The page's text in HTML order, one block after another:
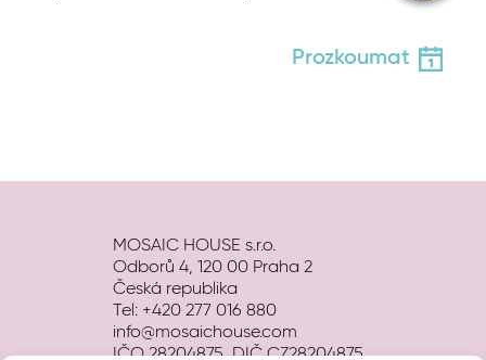
Prozkoumat
MOSAIC HOUSE s.r.o.
Odborů 4, 120 00 Praha 2
Česká republika
Tel: +420 277 016 880
info@mosaichouse.com
IČO 28204875, DIČ CZ28204875